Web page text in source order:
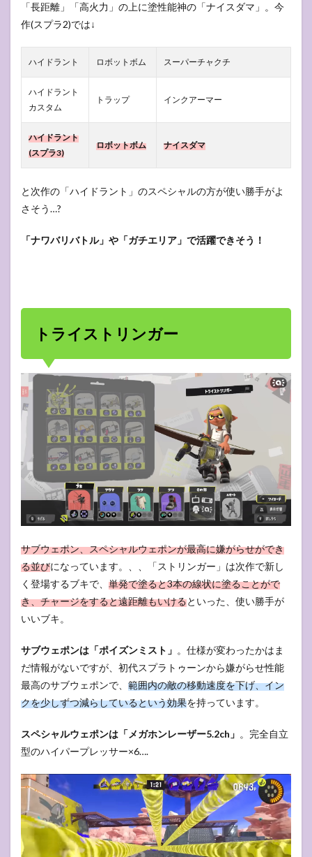
「長距離」「高火力」の上に塗性能神の「ナイスダマ」。今
作(スプラ2)では↓
ハイドラント ロボットボム スーパーチャクチ
ハイドラント
カスタム
トラップ インクアーマー
ハイドラント
(スプラ3)
ロボットボム ナイスダマ
と次作の「ハイドラント」のスペシャルの方が使い勝手がよ
さそう…?
「ナワバリバトル」や「ガチエリア」で活躍できそう！
トライストリンガー
サブウェポン、スペシャルウェポンが最高に嫌がらせができ
る並びになっています。、、「ストリンガー」は次作で新し
く登場するブキで、 単発で塗ると3本の線状に塗ることがで
き、チャージをすると遠距離もいけるといった、使い勝手が
いいブキ。
サブウェポンは「ポイズンミスト」 。仕様が変わったかはま
だ情報がないですが、初代スプラトゥーンから嫌がらせ性能
最高のサブウェポンで、 範囲内の敵の移動速度を下げ、イン
クを少しずつ減らしているという効果を持っています。
スペシャルウェポンは「メガホンレーザー5.2ch」 。完全自立
型のハイパープレッサー×6….